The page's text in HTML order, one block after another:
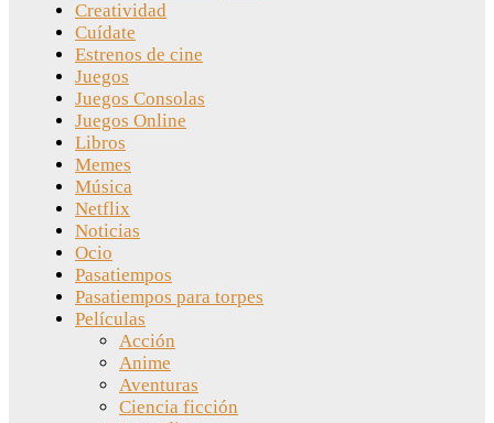
Creatividad
Cuídate
Estrenos de cine
Juegos
Juegos Consolas
Juegos Online
Libros
Memes
Música
Netflix
Noticias
Ocio
Pasatiempos
Pasatiempos para torpes
Películas
Acción
Anime
Aventuras
Ciencia ficción